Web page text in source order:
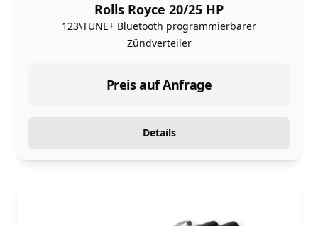
Rolls Royce 20/25 HP
123\TUNE+ Bluetooth programmierbarer
Zündverteiler
Preis auf Anfrage
Details